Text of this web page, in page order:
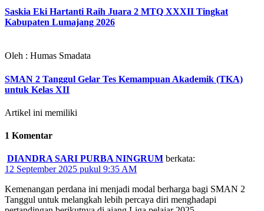
Saskia Eki Hartanti Raih Juara 2 MTQ XXXII Tingkat
Kabupaten Lumajang 2026
Oleh : Humas Smadata
SMAN 2 Tanggul Gelar Tes Kemampuan Akademik (TKA)
untuk Kelas XII
Artikel ini memiliki
1 Komentar
DIANDRA SARI PURBA NINGRUM berkata:
12 September 2025 pukul 9:35 AM
Kemenangan perdana ini menjadi modal berharga bagi SMAN 2
Tanggul untuk melangkah lebih percaya diri menghadapi